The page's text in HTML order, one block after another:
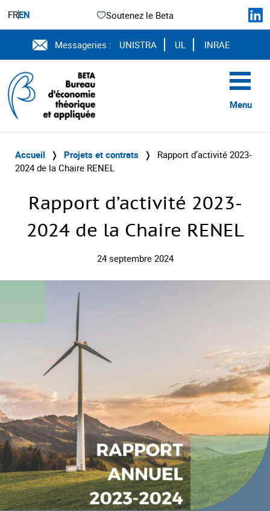
FREN Soutenez le Beta
Messageries : UNISTRA UL INRAE
Menu
Accueil ❭ Projets et contrats ❭
Rapport d’activité 2023-
2024 de la Chaire RENEL
Rapport d’activité 2023-
2024 de la Chaire RENEL
24 septembre 2024